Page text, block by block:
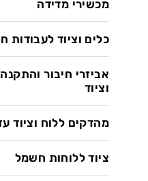
מכשירי מדידה
כלים וציוד לעבודות
אביזרי חיבור
וציוד
מהדקים ללוח וציוד
ציוד ללוחות חשמל